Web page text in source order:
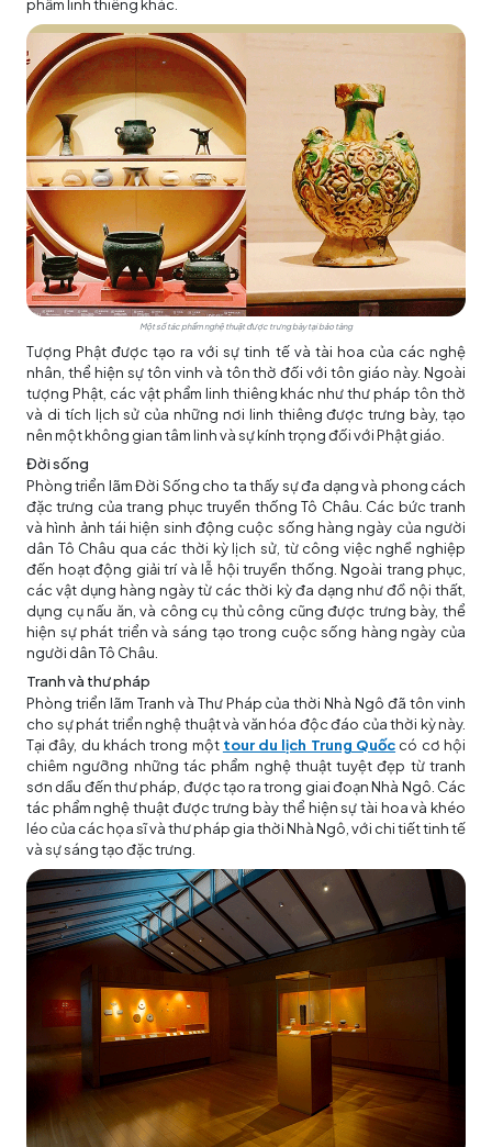
phẩm linh thiêng khác.
Một số tác phẩm nghệ thuật được trưng bày tại bảo tàng
Tượng Phật được tạo ra với sự tinh tế và tài hoa của các nghệ
nhân, thể hiện sự tôn vinh và tôn thờ đối với tôn giáo này. Ngoài
tượng Phật, các vật phẩm linh thiêng khác như thư pháp tôn thờ
và di tích lịch sử của những nơi linh thiêng được trưng bày, tạo
nên một không gian tâm linh và sự kính trọng đối với Phật giáo.
Đời sống
Phòng triển lãm Đời Sống cho ta thấy sự đa dạng và phong cách
đặc trưng của trang phục truyền thống Tô Châu. Các bức tranh
và hình ảnh tái hiện sinh động cuộc sống hàng ngày của người
dân Tô Châu qua các thời kỳ lịch sử, từ công việc nghề nghiệp
đến hoạt động giải trí và lễ hội truyền thống. Ngoài trang phục,
các vật dụng hàng ngày từ các thời kỳ đa dạng như đồ nội thất,
dụng cụ nấu ăn, và công cụ thủ công cũng được trưng bày, thể
hiện sự phát triển và sáng tạo trong cuộc sống hàng ngày của
người dân Tô Châu.
Tranh và thư pháp
Phòng triển lãm Tranh và Thư Pháp của thời Nhà Ngô đã tôn vinh
cho sự phát triển nghệ thuật và văn hóa độc đáo của thời kỳ này.
Tại đây, du khách trong một tour du lịch Trung Quốc có cơ hội
chiêm ngưỡng những tác phẩm nghệ thuật tuyệt đẹp từ tranh
sơn dầu đến thư pháp, được tạo ra trong giai đoạn Nhà Ngô. Các
tác phẩm nghệ thuật được trưng bày thể hiện sự tài hoa và khéo
léo của các họa sĩ và thư pháp gia thời Nhà Ngô, với chi tiết tinh tế
và sự sáng tạo đặc trưng.